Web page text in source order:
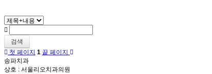
검색
첫 페이지 1 끝 페이지
송파치과
상호 : 서울리오치과의원